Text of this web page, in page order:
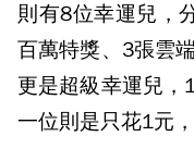
則有8位幸運兒，
百萬特獎、3張雲
更是超級幸運兒，
一位則是只花1元